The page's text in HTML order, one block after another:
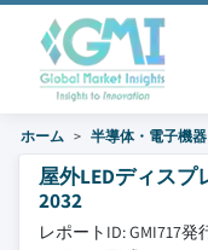
ホーム 半導体・電子機器
屋外LEDディスプ
2032
レポートID: GMI717発